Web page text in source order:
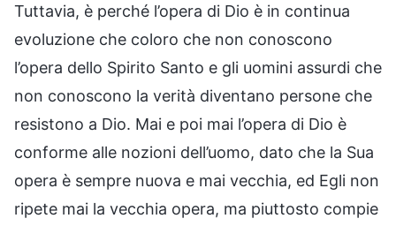
Tuttavia, è perché l’opera di Dio è in continua
evoluzione che coloro che non conoscono
l’opera dello Spirito Santo e gli uomini assurdi che
non conoscono la verità diventano persone che
resistono a Dio. Mai e poi mai l’opera di Dio è
conforme alle nozioni dell’uomo, dato che la Sua
opera è sempre nuova e mai vecchia, ed Egli non
ripete mai la vecchia opera, ma piuttosto compie